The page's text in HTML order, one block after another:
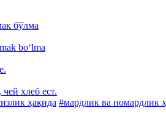
бўлма
bo‘lma
хлеб ест.
ҳақида #мардлик ва номардлик